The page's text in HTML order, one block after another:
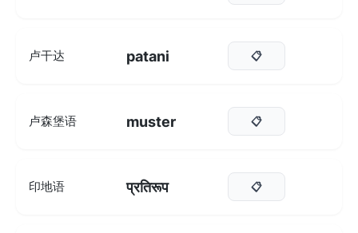
卢干达 patani 📋
卢森堡语 muster 📋
印地语 प्रतिरूप 📋